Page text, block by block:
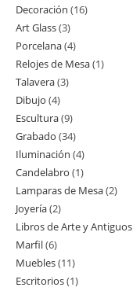
productos
Decoración 1616
Art Glass 33
productos
Porcelana 44
productos
Relojes de Mesa 11
Talavera 33
Dibujo 44
productos
Escultura 99
productos
Grabado 3434
productos
Iluminación 44
productos
Candelabro 11
producto
Lamparas de Mesa 22
Joyería 22
productos
Libros de Arte y Antiguos
Marfil 66
productos
Muebles 1111
productos
Escritorios 11